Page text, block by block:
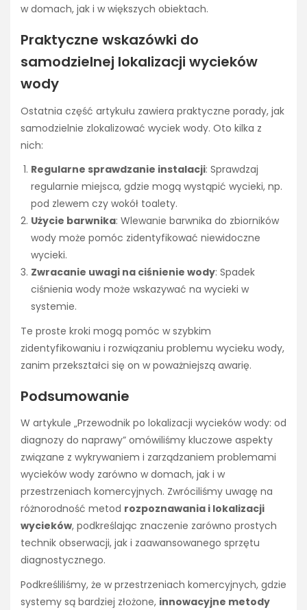
w domach, jak i w większych obiektach.
Praktyczne wskazówki do
samodzielnej lokalizacji wycieków
wody
Ostatnia część artykułu zawiera praktyczne porady, jak
samodzielnie zlokalizować wyciek wody. Oto kilka z
nich:
Regularne sprawdzanie instalacji: Sprawdzaj
regularnie miejsca, gdzie mogą wystąpić wycieki, np.
pod zlewem czy wokół toalety.
Użycie barwnika: Wlewanie barwnika do zbiorników
wody może pomóc zidentyfikować niewidoczne
wycieki.
Zwracanie uwagi na ciśnienie wody: Spadek
ciśnienia wody może wskazywać na wycieki w
systemie.
Te proste kroki mogą pomóc w szybkim
zidentyfikowaniu i rozwiązaniu problemu wycieku wody,
zanim przekształci się on w poważniejszą awarię.
Podsumowanie
W artykule „Przewodnik po lokalizacji wycieków wody: od
diagnozy do naprawy” omówiliśmy kluczowe aspekty
związane z wykrywaniem i zarządzaniem problemami
wycieków wody zarówno w domach, jak i w
przestrzeniach komercyjnych. Zwróciliśmy uwagę na
różnorodność metod rozpoznawania i lokalizacji
wycieków, podkreślając znaczenie zarówno prostych
technik obserwacji, jak i zaawansowanego sprzętu
diagnostycznego.
Podkreśliliśmy, że w przestrzeniach komercyjnych, gdzie
systemy są bardziej złożone, innowacyjne metody